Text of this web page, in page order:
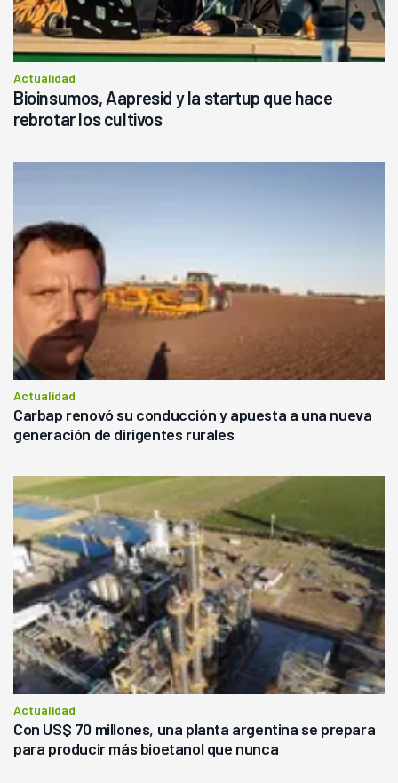
Actualidad
Bioinsumos, Aapresid y la startup que hace
rebrotar los cultivos
Actualidad
Carbap renovó su conducción y apuesta a una nueva
generación de dirigentes rurales
Actualidad
Con US$ 70 millones, una planta argentina se prepara
para producir más bioetanol que nunca